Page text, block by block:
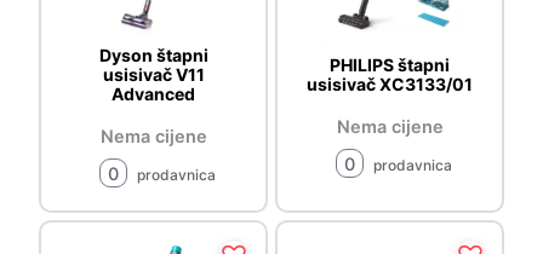
Dyson štapni
usisivač V11
Advanced
Nema cijene
0
prodavnica
PHILIPS štapni
usisivač XC3133/01
Nema cijene
0
prodavnica